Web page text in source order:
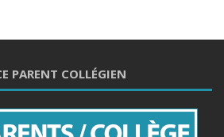
PARENT COLLÉGIEN